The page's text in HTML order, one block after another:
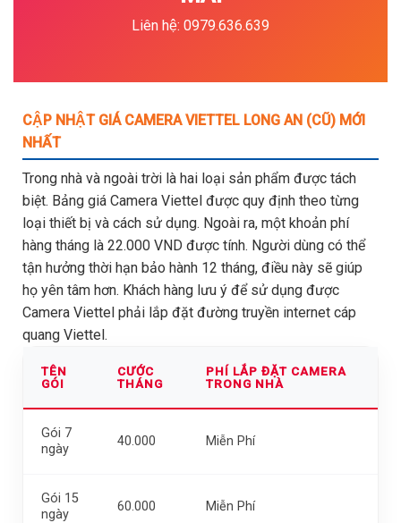
Liên hệ: 0979.636.639
CẬP NHẬT GIÁ CAMERA VIETTEL LONG AN (CŨ) MỚI
NHẤT
Trong nhà và ngoài trời là hai loại sản phẩm được tách
biệt. Bảng giá Camera Viettel được quy định theo từng
loại thiết bị và cách sử dụng. Ngoài ra, một khoản phí
hàng tháng là 22.000 VND được tính. Người dùng có thể
tận hưởng thời hạn bảo hành 12 tháng, điều này sẽ giúp
họ yên tâm hơn. Khách hàng lưu ý để sử dụng được
Camera Viettel phải lắp đặt đường truyền internet cáp
quang Viettel.
TÊN
GÓI
CƯỚC
THÁNG
PHÍ LẮP ĐẶT CAMERA
TRONG NHÀ
Gói 7
ngày
40.000 Miễn Phí
Gói 15
ngày
60.000 Miễn Phí